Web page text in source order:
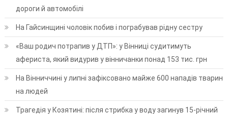
дороги й автомобілі
На Гайсинщині чоловік побив і пограбував рідну сестру
«Ваш родич потрапив у ДТП»: у Вінниці судитимуть
афериста, який видурив у вінничанки понад 153 тис. грн
На Вінниччині у липні зафіксовано майже 600 нападів тварин
на людей
Трагедія у Козятині: після стрибка у воду загинув 15-річний